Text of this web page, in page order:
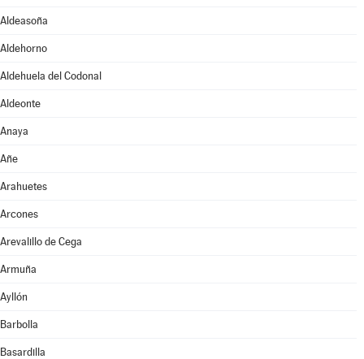
Aldeasoña
Aldehorno
Aldehuela del Codonal
Aldeonte
Anaya
Añe
Arahuetes
Arcones
Arevalillo de Cega
Armuña
Ayllón
Barbolla
Basardilla